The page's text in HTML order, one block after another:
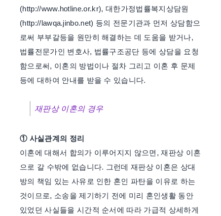
(http://www.hotline.or.kr), 대한가정법률복지상담원
(http://lawqa.jinbo.net) 등의 전문기관과 먼저 상담함으
로써 부부갈등을 원만히 해결하는 데 도움을 받거나,
법률전문가인 변호사, 법률구조공단 등에 상담을 요청
함으로써, 이혼의 방법이나 절차 그리고 이혼 후 문제
등에 대하여 안내를 받을 수 있습니다.
재판상 이혼의 경우
① 사실관계의 정리
이혼에 대해서 합의가 이루어지지 않으면, 재판상 이혼
으로 갈 수밖에 없습니다. 그런데 재판상 이혼은 상대
방의 책임 있는 사유로 인한 혼인 파탄을 이유로 하는
것이므로, 소송을 제기하기 전에 미리 혼인생활 동안
있었던 사실들을 시간적 순서에 따라 가급적 상세하게